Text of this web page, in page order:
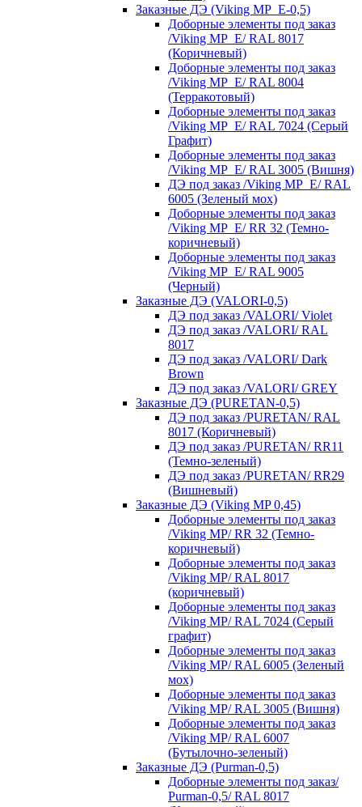
Заказные ДЭ (Viking MP_E-0,5)
Доборные элементы под заказ
/Viking MP_E/ RAL 8017
(Коричневый)
Доборные элементы под заказ
/Viking MP_E/ RAL 8004
(Терракотовый)
Доборные элементы под заказ
/Viking MP_E/ RAL 7024 (Серый
Графит)
Доборные элементы под заказ
/Viking MP_E/ RAL 3005 (Вишня)
ДЭ под заказ /Viking MP_E/ RAL
6005 (Зеленый мох)
Доборные элементы под заказ
/Viking MP_E/ RR 32 (Темно-
коричневый)
Доборные элементы под заказ
/Viking MP_E/ RAL 9005
(Черный)
Заказные ДЭ (VALORI-0,5)
ДЭ под заказ /VALORI/ Violet
ДЭ под заказ /VALORI/ RAL
8017
ДЭ под заказ /VALORI/ Dark
Brown
ДЭ под заказ /VALORI/ GREY
Заказные ДЭ (PURETAN-0,5)
ДЭ под заказ /PURETAN/ RAL
8017 (Коричневый)
ДЭ под заказ /PURETAN/ RR11
(Темно-зеленый)
ДЭ под заказ /PURETAN/ RR29
(Вишневый)
Заказные ДЭ (Viking MP 0,45)
Доборные элементы под заказ
/Viking MP/ RR 32 (Темно-
коричневый)
Доборные элементы под заказ
/Viking MP/ RAL 8017
(коричневый)
Доборные элементы под заказ
/Viking MP/ RAL 7024 (Серый
графит)
Доборные элементы под заказ
/Viking MP/ RAL 6005 (Зеленый
мох)
Доборные элементы под заказ
/Viking MP/ RAL 3005 (Вишня)
Доборные элементы под заказ
/Viking MP/ RAL 6007
(Бутылочно-зеленый)
Заказные ДЭ (Purman-0,5)
Доборные элементы под заказ/
Purman-0,5/ RAL 8017